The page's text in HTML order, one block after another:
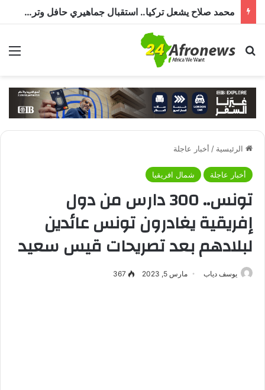
بحث عن
الرئيسية / أخبار عاجلة
أخبار عاجلة شمال افريقيا
تونس.. 300 دارس من دول
إفريقية يغادرون تونس عائدين
لبلادهم بعد تصريحات قيس سعيد
يوسف دياب مارس 5, 2023 367